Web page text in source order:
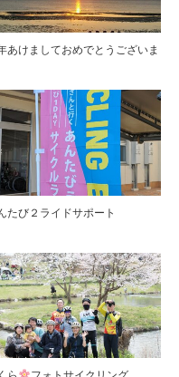
あけましておめでとうございま
たび２ライドサポート